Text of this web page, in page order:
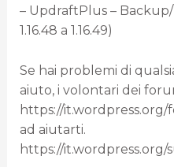
– UpdraftPlus –
1.16.48 a 1.16.49)
Se hai problemi di
aiuto, i volontari dei
https://it.wordpress.org/
ad aiutarti.
https://